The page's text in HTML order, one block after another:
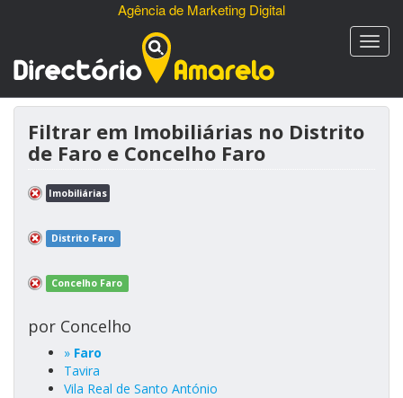
Agência de Marketing Digital
Filtrar em Imobiliárias no Distrito
de Faro e Concelho Faro
Imobiliárias
Distrito Faro
Concelho Faro
por Concelho
» Faro
Tavira
Vila Real de Santo António